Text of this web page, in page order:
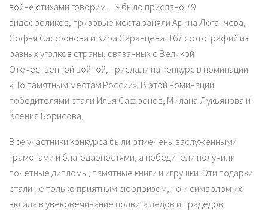
войне стихами говорим…» было прислано 79
видеороликов, призовые места заняли Арина Логанчева,
Софья Сафронова и Кира Саранцева. 167 фотографий из
разных уголков страны, связанных с Великой
Отечественной войной, прислали на конкурс в номинации
«По памятным местам России». В этой номинации
победителями стали Илья Сафронов, Милана Лукьянова и
Ксения Борисова.
Все участники конкурса были отмечены заслуженными
грамотами и благодарностями, а победители получили
почетные дипломы, памятные книги и игрушки. Эти подарки
стали не только приятным сюрпризом, но и символом их
вклада в увековечивание подвига дедов и прадедов.